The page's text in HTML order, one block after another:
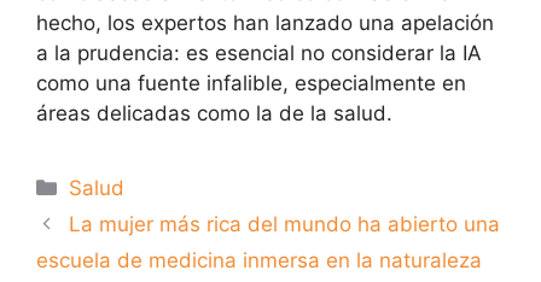
hecho, los expertos han lanzado una apelación
a la prudencia: es esencial no considerar la IA
como una fuente infalible, especialmente en
áreas delicadas como la de la salud.
Categorías
Salud
La mujer más rica del mundo ha abierto una
escuela de medicina inmersa en la naturaleza